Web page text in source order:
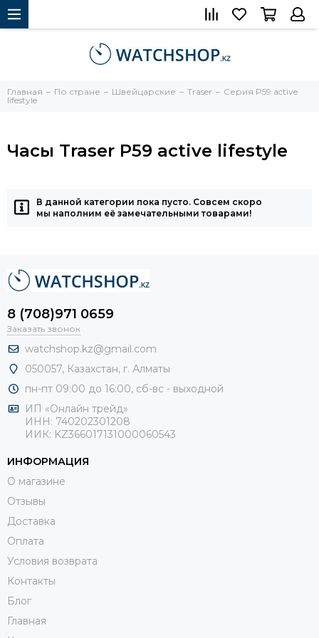
Главная По стране Швейцарские Traser
Серия P59 active
lifestyle
Часы Traser P59 active lifestyle
В данной категории пока пусто. Совсем скоро
мы наполним её замечательными товарами!
8 (708)971 0659
Заказать звонок
watchshop.kz@gmail.com
050057, Казахстан, г. Алматы
пн-пт 09:00 до 16:00, сб-вс - выходной
ИП «Онлайн трейд»
ИНН: 740202301208
ИИК: KZ366017131000060543
ИНФОРМАЦИЯ
О магазине
Отзывы
Доставка
Оплата
Условия возврата
Контакты
Блог
Главная